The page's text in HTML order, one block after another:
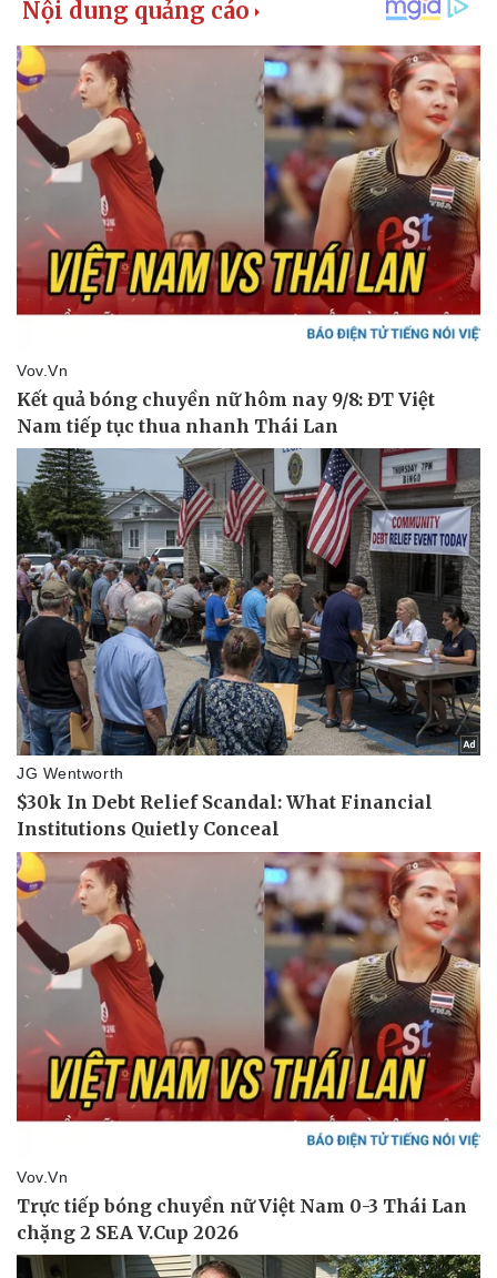
Kinh tế
Bất động sản
Khởi nghiệp
Thị trường
Giá vàng
Tiêu dùng
Tỷ giá
Chứng khoán
Giá cà phê